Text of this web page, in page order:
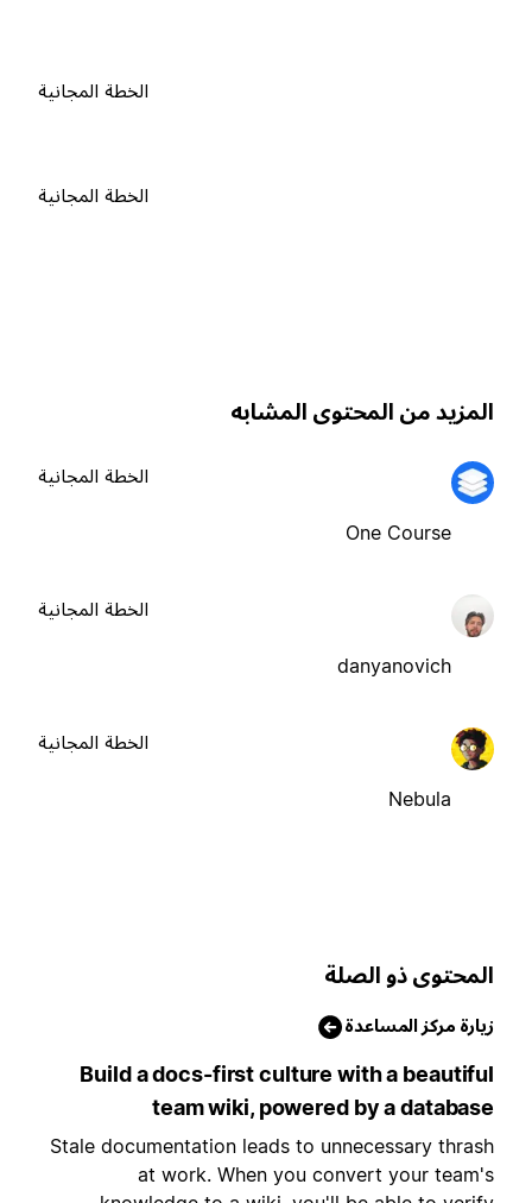
الخطة المجانية
الخطة المجانية
من المحتوى المشابه
One Course
الخطة المجانية
danyanovich
الخطة المجانية
Nebula
الخطة المجانية
ذو الصلة
مركز المساعدة
Build a docs-first culture with a
team wiki, powered by a
Stale documentation leads to unnecessary
at work. When you convert your